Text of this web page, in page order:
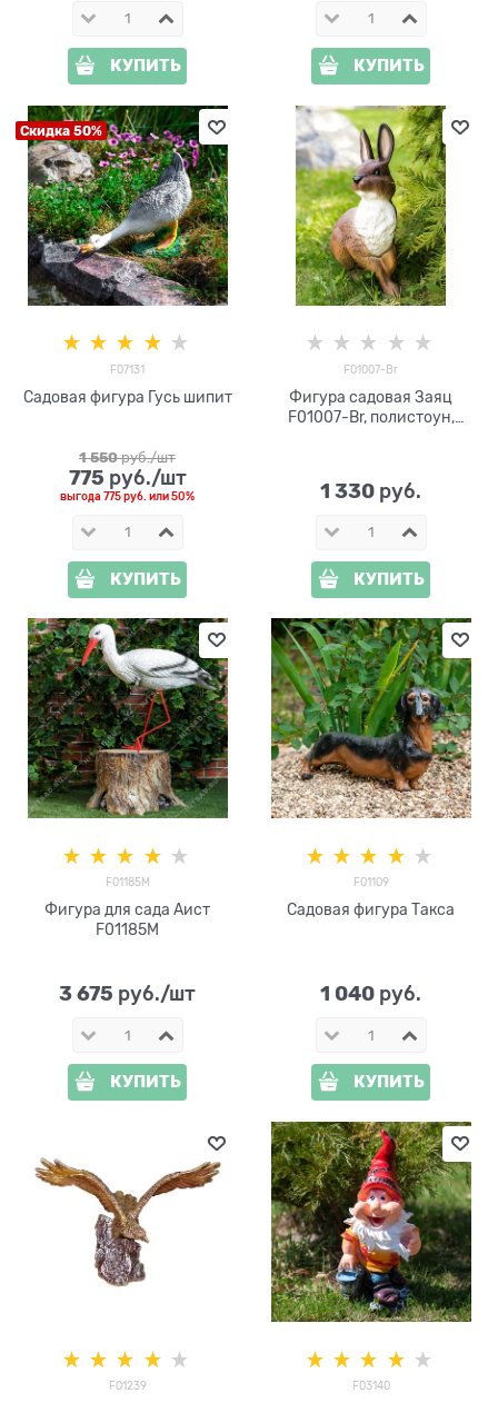
КУПИТЬ КУПИТЬ
Скидка 50%
F07131
Садовая фигура Гусь шипит
1 550 руб./шт
775 руб./шт
выгода 775 руб. или50%
КУПИТЬ
F01007-Br
Фигура садовая Заяц
F01007-Br, полистоун,
1 330 руб.
КУПИТЬ
F01185M
Фигура для сада Аист
F01185М
3 675 руб./шт
КУПИТЬ
F01109
Садовая фигура Такса
1 040 руб.
КУПИТЬ
F01239 F03140